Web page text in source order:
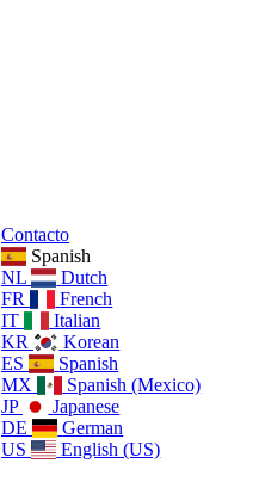
Contacto
Spanish
NL
Dutch
FR
French
IT
Italian
KR
Korean
ES
Spanish
MX
Spanish (Mexico)
JP
Japanese
DE
German
US
English (US)